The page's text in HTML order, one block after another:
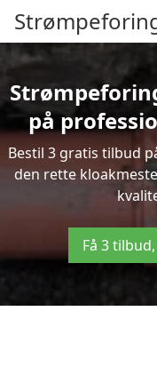
på
Bestil 3 gratis tilbud
den rette
Få 3